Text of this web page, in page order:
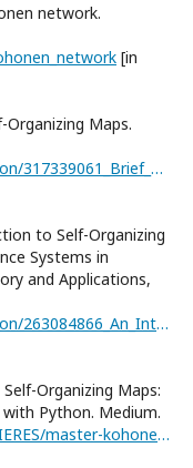
network.
[in
Organizing Maps.
https://www.researchgate.net/publication/317339061_Brief_Review_of_Self-Organizing_Maps
to Self-Organizing
Systems in
and Applications,
https://www.researchgate.net/publication/263084866_An_Introduction_to_Self-Organizing_Maps
Organizing Maps:
Python. Medium.
https://medium.com/@MahounaVAYSSIERES/master-kohonen-self-organizing-maps-a-hands-on-guide-to-data-exploration-withpython-fb92f8ebd6f6